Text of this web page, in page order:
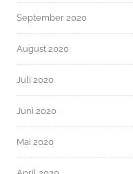
September 2020
August 2020
Juli 2020
Juni 2020
Mai 2020